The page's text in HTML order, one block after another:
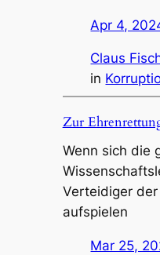
Apr 4,
Claus
in
Zur
Wenn sich die
Verteidiger
aufspielen
Mar 25,